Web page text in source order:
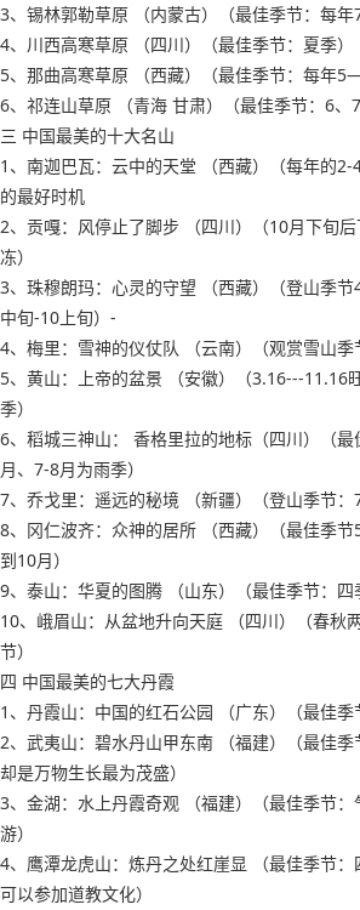
3、锡林郭勒草原 （内蒙古）（最佳季节：每年
4、川西高寒草原 （四川）（最佳季节：夏季）
5、那曲高寒草原 （西藏）（最佳季节：每年
6、祁连山草原 （青海 甘肃）（最佳季节：6、7
三 中国最美的十大名山
1、南迦巴瓦：云中的天堂 （西藏）（每年的
的最好时机
2、贡嘎：风停止了脚步 （四川）（10月下旬
冻）
3、珠穆朗玛：心灵的守望 （西藏）（登山季
中旬-10上旬）-
4、梅里：雪神的仪仗队 （云南）（观赏雪山季
5、黄山：上帝的盆景 （安徽）（3.16---
季）
6、稻城三神山： 香格里拉的地标（四川）（
月、7-8月为雨季）
7、乔戈里：遥远的秘境 （新疆）（登山季节：
8、冈仁波齐：众神的居所 （西藏）（最佳季
到10月）
9、泰山：华夏的图腾 （山东）（最佳季节：四
10、峨眉山：从盆地升向天庭 （四川）（春秋
节）
四 中国最美的七大丹霞
1、丹霞山：中国的红石公园 （广东）（最佳季
2、武夷山：碧水丹山甲东南 （福建）（最佳季
却是万物生长最为茂盛）
3、金湖：水上丹霞奇观 （福建）（最佳季节
游）
4、鹰潭龙虎山：炼丹之处红崖显 （最佳季节
可以参加道教文化）